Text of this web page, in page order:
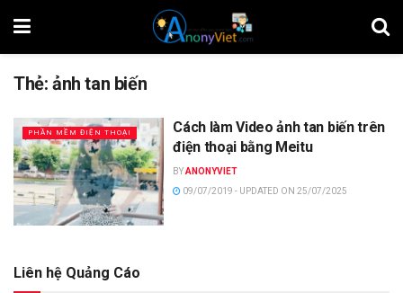
Thẻ:ảnh tan biến
PHẦN MỀM ĐIỆN THOẠI
Cách làm Video ảnh tan biến trên
điện thoại bằng Meitu
BYANONYVIET
09/07/2019 - UPDATED ON 25/07/2025
Liên hệ Quảng Cáo